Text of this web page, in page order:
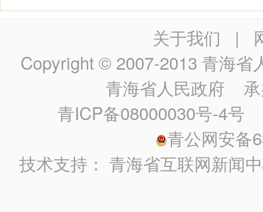
关于我们 |
Copyright © 2007-2013 青海省
青海省人民政府 承
青ICP备08000030号-4号
青公网安备
技术支持：青海省互联网新闻